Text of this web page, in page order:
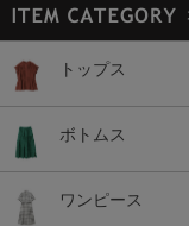
トップス
ボトムス
ワンピース